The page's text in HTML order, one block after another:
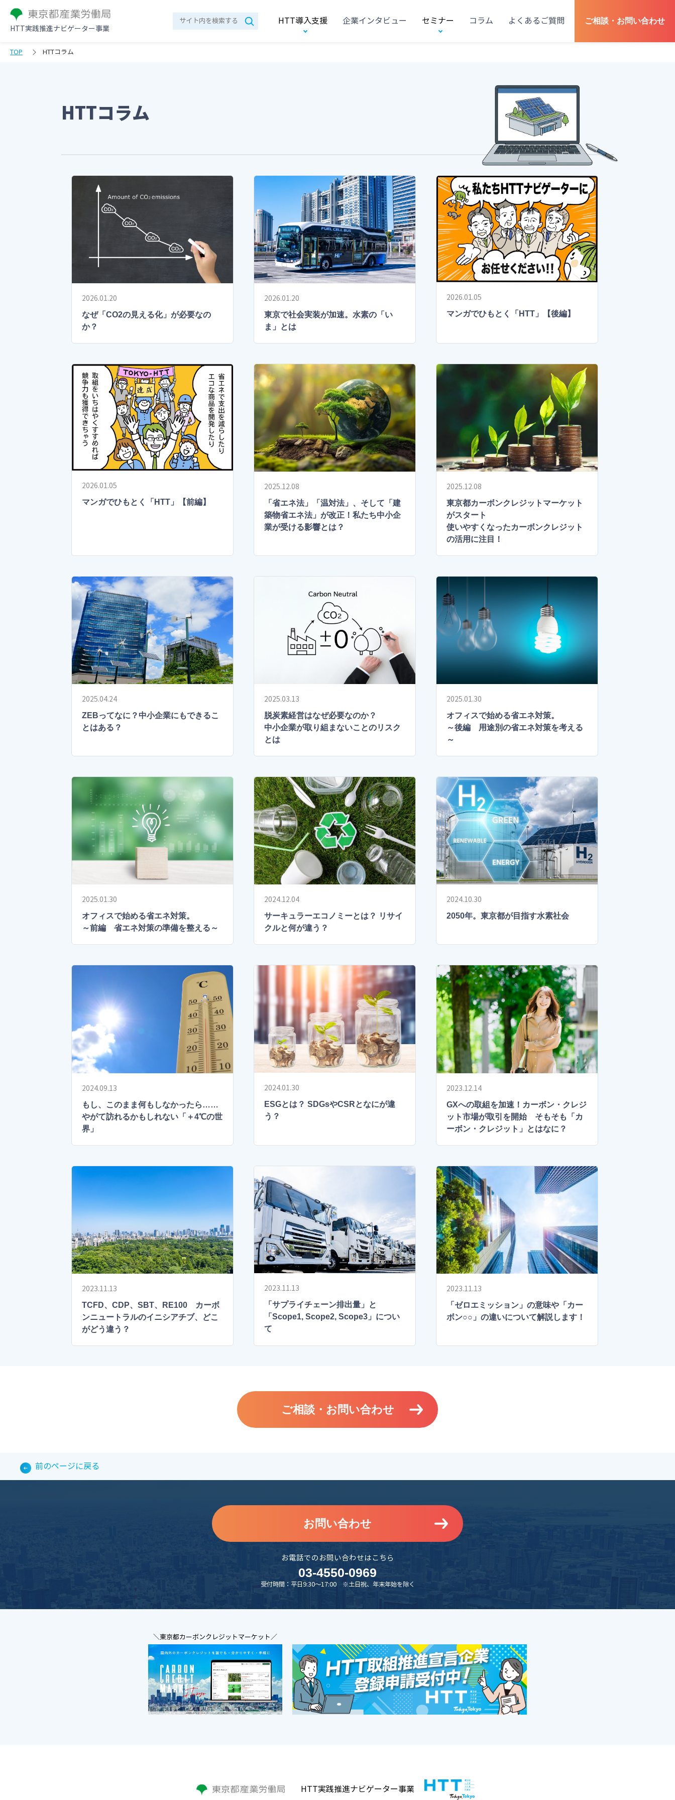
TOP HTTコラム
HTTコラム
HTT実践推進ナビゲーター事業
HTT導入支援 企業インタビュー セミナー コラム よくあるご質問 ご相談・お問い合わせ
2026.01.20
なぜ「CO2の見える化」が必要なの
か？
2026.01.20
東京で社会実装が加速。水素の「い
ま」とは
2026.01.05
マンガでひもとく「HTT」【後編】
2026.01.05
マンガでひもとく「HTT」【前編】
2025.12.08
「省エネ法」「温対法」、そして「建
築物省エネ法」が改正！私たち中小企
業が受ける影響とは？
2025.12.08
東京都カーボンクレジットマーケット
がスタート
使いやすくなったカーボンクレジット
の活用に注目！
2025.04.24
ZEBってなに？中小企業にもできるこ
とはある？
2025.03.13
脱炭素経営はなぜ必要なのか？
中小企業が取り組まないことのリスク
とは
2025.01.30
オフィスで始める省エネ対策。
～後編 用途別の省エネ対策を考える
～
2025.01.30
オフィスで始める省エネ対策。
～前編 省エネ対策の準備を整える～
2024.12.04
サーキュラーエコノミーとは？ リサイ
クルと何が違う？
2024.10.30
2050年。東京都が目指す水素社会
2024.09.13
もし、このまま何もしなかったら……
やがて訪れるかもしれない「＋4℃の世
界」
2024.01.30
ESGとは？ SDGsやCSRとなにが違
う？
2023.12.14
GXへの取組を加速！カーボン・クレジ
ット市場が取引を開始 そもそも「カ
ーボン・クレジット」とはなに？
2023.11.13
TCFD、CDP、SBT、RE100 カーボ
ンニュートラルのイニシアチブ、どこ
がどう違う？
2023.11.13
「サプライチェーン排出量」と
「Scope1, Scope2, Scope3」につい
て
2023.11.13
「ゼロエミッション」の意味や「カー
ボン○○」の違いについて解説します！
ご相談・お問い合わせ
前のページに戻る
お問い合わせ
お電話でのお問い合わせはこちら
03-4550-0969
受付時間：平日9:30～17:00 ※土日祝、年末年始を除く
＼東京都カーボンクレジットマーケット／
HTT実践推進ナビゲーター事業